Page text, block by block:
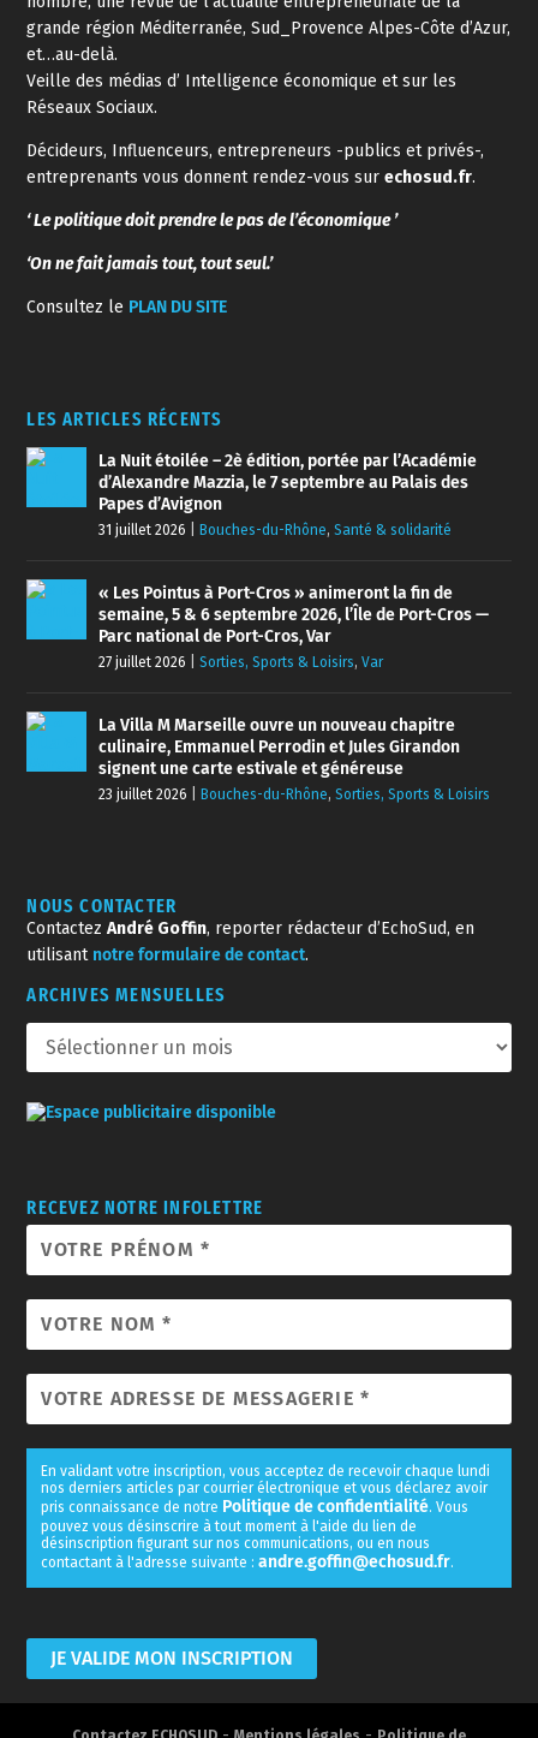
grande région Méditerranée, Sud_Provence Alpes-Côte d’Azur,
et…au-delà.
Veille des médias d’ Intelligence économique et sur les
Réseaux Sociaux.
Décideurs, Influenceurs, entrepreneurs -publics et privés-,
entreprenants vous donnent rendez-vous surechosud.fr.
‘ Le politique doit prendre le pas de l’économique ’
‘On ne fait jamais tout, tout seul.’
Consultez le PLAN DU SITE
LES ARTICLES RÉCENTS
La Nuit étoilée – 2è édition, portée par l’Académie
d’Alexandre Mazzia, le 7 septembre au Palais des
Papes d’Avignon
31 juillet 2026 Bouches-du-Rhône,Santé & solidarité
« Les Pointus à Port-Cros » animeront la fin de
semaine, 5 & 6 septembre 2026, l’Île de Port-Cros —
Parc national de Port-Cros, Var
27 juillet 2026 |Sorties, Sports & Loisirs,Var
La Villa M Marseille ouvre un nouveau chapitre
culinaire, Emmanuel Perrodin et Jules Girandon
signent une carte estivale et généreuse
23 juillet 2026 Bouches-du-Rhône,Sorties, Sports & Loisirs
NOUS CONTACTER
ContactezAndré Goffin, reporter rédacteur d’EchoSud, en
utilisant notre formulaire de contact.
ARCHIVES MENSUELLES
RECEVEZ NOTRE INFOLETTRE
En validant votre inscription, vous acceptez de recevoir chaque lundi
nos derniers articles par courrier électronique et vous déclarez avoir
pris connaissance de notre Politique de confidentialité. Vous
pouvez vous désinscrire à tout moment à l'aide du lien de
désinscription figurant sur nos communications, ou en nous
contactant à l'adresse suivante :andre.goffin@echosud.fr.